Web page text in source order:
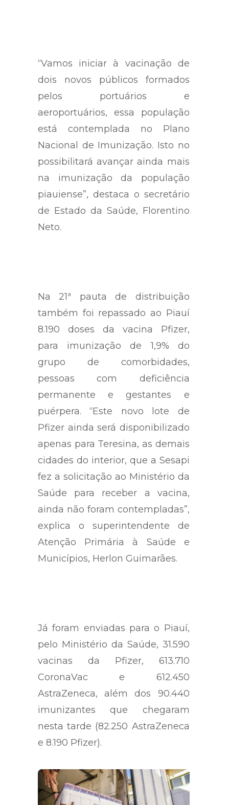
“Vamos iniciar à vacinação de
dois novos públicos formados
pelos portuários e
aeroportuários, essa população
está contemplada no Plano
Nacional de Imunização. Isto no
possibilitará avançar ainda mais
na imunização da população
piauiense”, destaca o secretário
de Estado da Saúde, Florentino
Neto.
Na 21ª pauta de distribuição
também foi repassado ao Piauí
8.190 doses da vacina Pfizer,
para imunização de 1,9% do
grupo de comorbidades,
pessoas com deficiência
permanente e gestantes e
puérpera. “Este novo lote de
Pfizer ainda será disponibilizado
apenas para Teresina, as demais
cidades do interior, que a Sesapi
fez a solicitação ao Ministério da
Saúde para receber a vacina,
ainda não foram contempladas”,
explica o superintendente de
Atenção Primária à Saúde e
Municípios, Herlon Guimarães.
Já foram enviadas para o Piauí,
pelo Ministério da Saúde, 31.590
vacinas da Pfizer, 613.710
CoronaVac e 612.450
AstraZeneca, além dos 90.440
imunizantes que chegaram
nesta tarde (82.250 AstraZeneca
e 8.190 Pfizer).